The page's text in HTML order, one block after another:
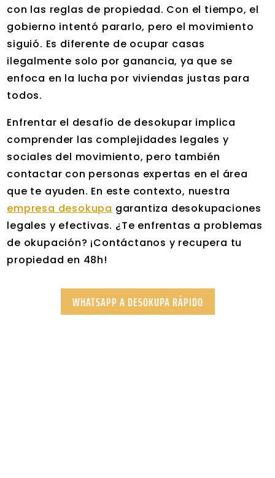
con las reglas de propiedad. Con el tiempo, el
gobierno intentó pararlo, pero el movimiento
siguió. Es diferente de ocupar casas
ilegalmente solo por ganancia, ya que se
enfoca en la lucha por viviendas justas para
todos.
Enfrentar el desafío de desokupar implica
comprender las complejidades legales y
sociales del movimiento, pero también
contactar con personas expertas en el área
que te ayuden. En este contexto, nuestra
empresa desokupa garantiza desokupaciones
legales y efectivas. ¿Te enfrentas a problemas
de okupación? ¡Contáctanos y recupera tu
propiedad en 48h!
WHATSAPP A DESOKUPA RÁPIDO